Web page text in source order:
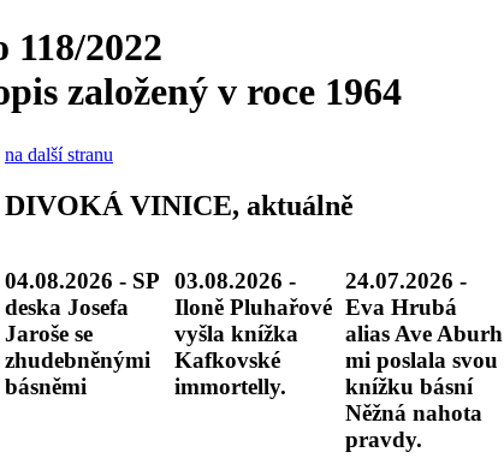
založený v roce 1964
na další stranu
DIVOKÁ VINICE, aktuálně
04.08.2026 - SP
deska Josefa
Jaroše se
zhudebněnými
básněmi
03.08.2026 -
Iloně Pluhařové
vyšla knížka
Kafkovské
immortelly.
24.07.2026 -
Eva Hrubá
alias Ave Aburh
mi poslala svou
knížku básní
Něžná nahota
pravdy.